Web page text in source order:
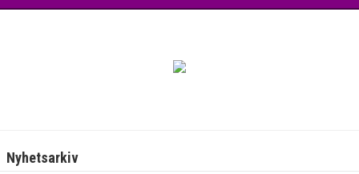
AVGIFTER
Nyhetsarkiv